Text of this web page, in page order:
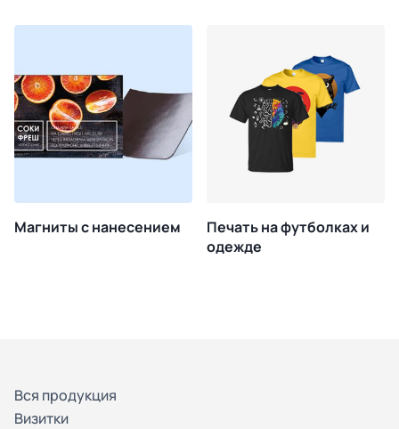
Магниты с нанесением
Печать на футболках и
одежде
Вся продукция
Визитки